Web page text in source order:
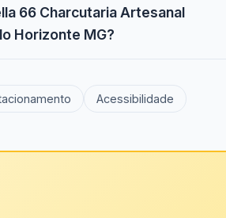
66 Charcutaria Artesanal
Horizonte MG?
Acessibilidade